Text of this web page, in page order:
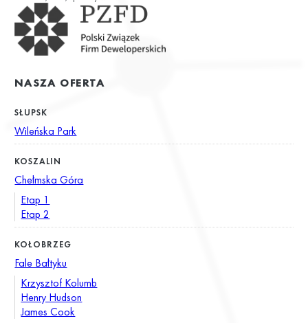
NASZA OFERTA
SŁUPSK
Wileńska Park
KOSZALIN
Chełmska Góra
Etap 1
Etap 2
KOŁOBRZEG
Fale Bałtyku
Krzysztof Kolumb
Henry Hudson
James Cook